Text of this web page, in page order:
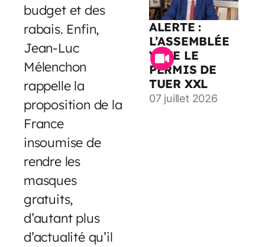
budget et des
rabais. Enfin,
Jean-Luc
Mélenchon
rappelle la
proposition de la
France
insoumise de
rendre les
masques
gratuits,
d’autant plus
d’actualité qu’il
ALERTE :
L’ASSEMBLÉE
VOTE LE
PERMIS DE
TUER XXL
07 juillet 2026